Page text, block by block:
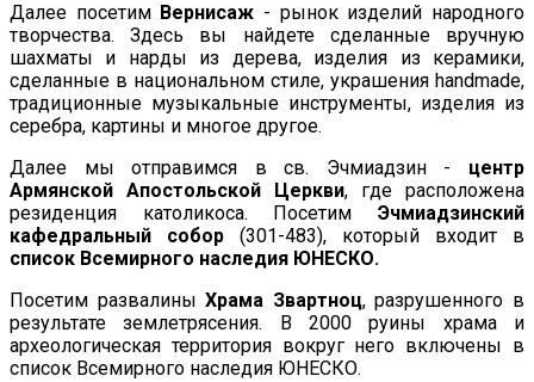
Далее посетим Вернисаж - рынок изделий народного
творчества. Здесь вы найдете сделанные вручную
шахматы и нарды из дерева, изделия из керамики,
сделанные в национальном стиле, украшения handmade,
традиционные музыкальные инструменты, изделия из
серебра, картины и многое другое.
Далее мы отправимся в св. Эчмиадзин - центр
Армянской Апостольской Церкви, где расположена
резиденция католикоса. Посетим Эчмиадзинский
кафедральный собор (301-483), который входит в
список Всемирного наследия ЮНЕСКО.
Посетим развалиныХрама Звартноц, разрушенного в
результате землетрясения. В 2000 руины храма и
археологическая территория вокруг него включены в
список Всемирного наследия ЮНЕСКО.